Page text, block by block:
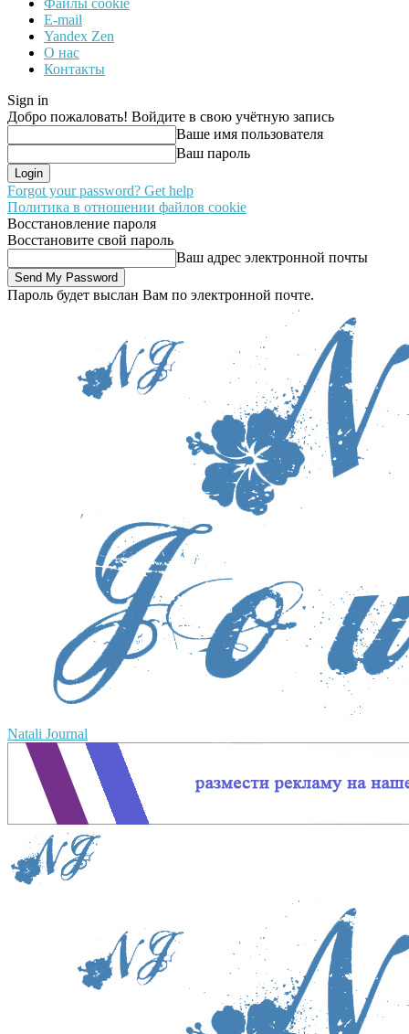
Файлы cookie
E-mail
Yandex Zen
О нас
Контакты
Sign in
Добро пожаловать! Войдите в свою учётную запись
Ваше имя пользователя
Ваш пароль
Forgot your password? Get help
Политика в отношении файлов cookie
Восстановление пароля
Восстановите свой пароль
Ваш адрес электронной почты
Пароль будет выслан Вам по электронной почте.
Natali Journal